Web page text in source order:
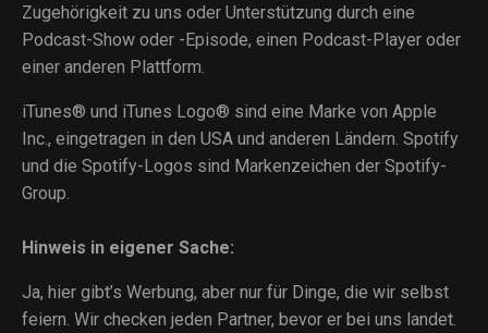
Zugehörigkeit zu uns oder Unterstützung durch eine
Podcast-Show oder -Episode, einen Podcast-Player oder
einer anderen Plattform.
iTunes® und iTunes Logo® sind eine Marke von Apple
Inc., eingetragen in den USA und anderen Ländern. Spotify
und die Spotify-Logos sind Markenzeichen der Spotify-
Group.
Hinweis in eigener Sache:
Ja, hier gibt’s Werbung, aber nur für Dinge, die wir selbst
feiern. Wir checken jeden Partner, bevor er bei uns landet.